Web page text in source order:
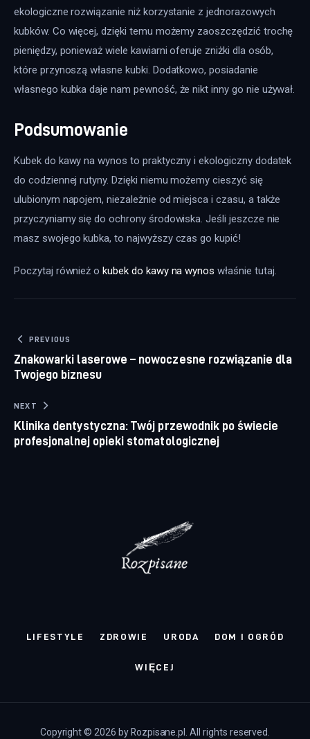
ekologiczne rozwiązanie niż korzystanie z jednorazowych
kubków. Co więcej, dzięki temu możemy zaoszczędzić trochę
pieniędzy, ponieważ wiele kawiarni oferuje zniżki dla osób,
które przynoszą własne kubki. Dodatkowo, posiadanie
własnego kubka daje nam pewność, że nikt inny go nie używał.
Podsumowanie
Kubek do kawy na wynos to praktyczny i ekologiczny dodatek
do codziennej rutyny. Dzięki niemu możemy cieszyć się
ulubionym napojem, niezależnie od miejsca i czasu, a także
przyczyniamy się do ochrony środowiska. Jeśli jeszcze nie
masz swojego kubka, to najwyższy czas go kupić!
Poczytaj również o kubek do kawy na wynos właśnie tutaj.
Nawigacja wpisu
PREVIOUS
Znakowarki laserowe – nowoczesne rozwiązanie dla
Twojego biznesu
NEXT
Klinika dentystyczna: Twój przewodnik po świecie
profesjonalnej opieki stomatologicznej
LIFESTYLE ZDROWIE URODA DOM I OGRÓD
WIĘCEJ
Copyright © 2026 by Rozpisane.pl. All rights reserved.